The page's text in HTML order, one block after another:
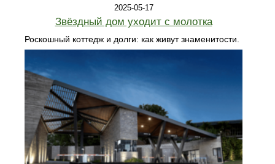
2025-05-17
Звёздный дом уходит с молотка
Роскошный коттедж и долги: как живут знаменитости.